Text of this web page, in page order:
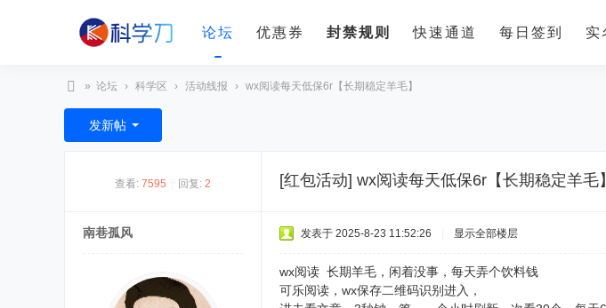
论坛 优惠券 封禁规则 快速通道 每日签到 实
科
学
» 论坛 › 科学区 › 活动线报 › wx阅读每天低保6r【长期稳定羊毛】
发新帖
查看: 7595 回复: 2 [红包活动] wx阅读每天低保6r【长期稳定羊毛】
南巷孤风 发表于 2025-8-23 11:52:26 显示全部楼层
wx阅读 长期羊毛，闲着没事，每天弄个饮料钱
可乐阅读，wx保存二维码识别进入，